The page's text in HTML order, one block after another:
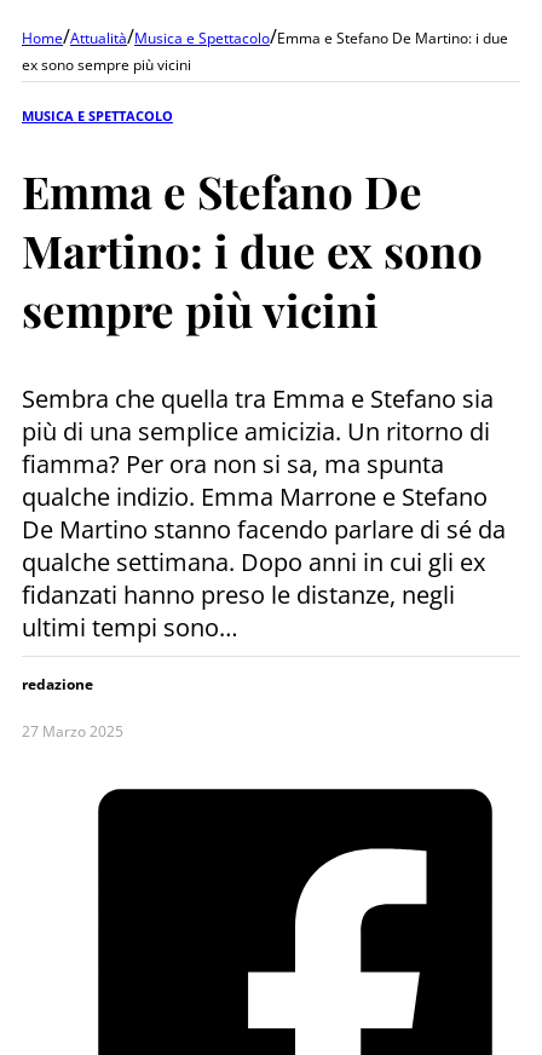
Home/Attualità/Musica e Spettacolo/Emma e Stefano De Martino: i due
ex sono sempre più vicini
MUSICA E SPETTACOLO
Emma e Stefano De
Martino: i due ex sono
sempre più vicini
Sembra che quella tra Emma e Stefano sia
più di una semplice amicizia. Un ritorno di
fiamma? Per ora non si sa, ma spunta
qualche indizio. Emma Marrone e Stefano
De Martino stanno facendo parlare di sé da
qualche settimana. Dopo anni in cui gli ex
fidanzati hanno preso le distanze, negli
ultimi tempi sono…
redazione
27 Marzo 2025